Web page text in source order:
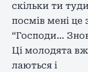
скільки ти
посмів мені це
“Господи…
Ці молодята
лаються і